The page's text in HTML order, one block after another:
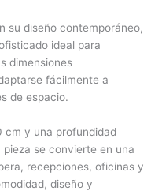
su diseño contemporáneo,
ideal para
dimensiones
fácilmente a
de espacio.
cm y una profundidad
se convierte en una
recepciones, oficinas y
diseño y